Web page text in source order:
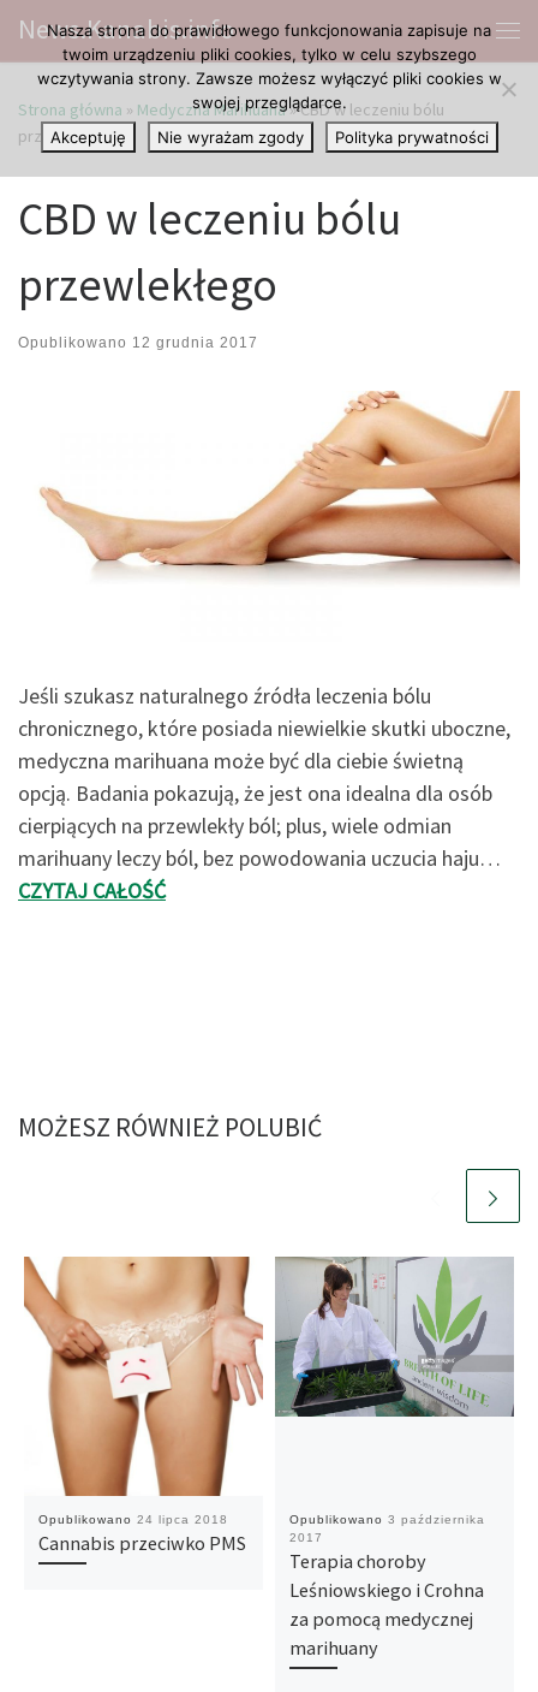
Przejdź do treści
News.Kanabis.info
Strona główna » Medyczna Marihuana»CBD w leczeniu bólu
przewlekłego
CBD w leczeniu bólu
przewlekłego
Opublikowano 12 grudnia 2017
Jeśli szukasz naturalnego źródła leczenia bólu
chronicznego, które posiada niewielkie skutki uboczne,
medyczna marihuana może być dla ciebie świetną
opcją. Badania pokazują, że jest ona idealna dla osób
cierpiących na przewlekły ból; plus, wiele odmian
marihuany leczy ból, bez powodowania uczucia haju…
CZYTAJ CAŁOŚĆ
MOŻESZ RÓWNIEŻ POLUBIĆ
Opublikowano 24 lipca 2018
Cannabis przeciwko PMS
Opublikowano 3 października
2017
Terapia choroby
Leśniowskiego i Crohna
za pomocą medycznej
marihuany
Nasza strona do prawidłowego funkcjonowania zapisuje na
twoim urządzeniu pliki cookies, tylko w celu szybszego
wczytywania strony. Zawsze możesz wyłączyć pliki cookies w
swojej przeglądarce.
Akceptuję
Nie wyrażam zgody Polityka prywatności